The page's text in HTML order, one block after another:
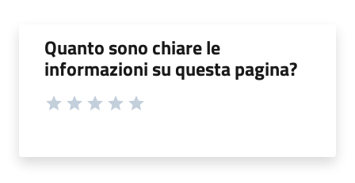
Quanto sono chiare le
informazioni su questa pagina?